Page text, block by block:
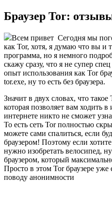
Браузер Tor:
Всем привет Сегодня мы
как Tor, хотя, я думаю что вы и
программа, но я немного
скажу сразу, что я не супер
опыт использования как Tor
tor.exe, ну то есть без браузера.
Значит в двух словах, что
которая позволяет вам ходить
интернете никто не сможет
То есть сеть Tor полностью
можете сами спалиться, если
браузером! Поэтому если
нужно изобретать велосипед,
браузером, который
Просто в этом Tor браузере уже
поводу анонимности